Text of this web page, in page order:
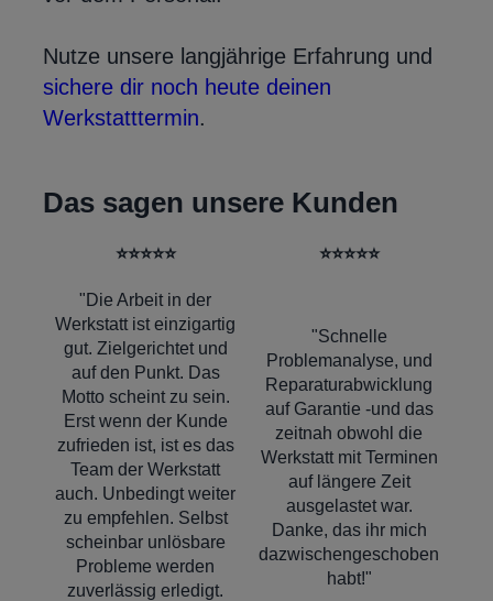
Nutze unsere langjährige Erfahrung und
sichere dir noch heute deinen
Werkstatttermin.
Das sagen unsere Kunden
⭐⭐⭐⭐⭐ ⭐⭐⭐⭐⭐
"Die Arbeit in der
Werkstatt ist einzigartig
gut. Zielgerichtet und
auf den Punkt. Das
Motto scheint zu sein.
Erst wenn der Kunde
zufrieden ist, ist es das
Team der Werkstatt
auch. Unbedingt weiter
zu empfehlen. Selbst
scheinbar unlösbare
Probleme werden
zuverlässig erledigt.
"Schnelle
Problemanalyse, und
Reparaturabwicklung
auf Garantie -und das
zeitnah obwohl die
Werkstatt mit Terminen
auf längere Zeit
ausgelastet war.
Danke, das ihr mich
dazwischengeschoben
habt!"